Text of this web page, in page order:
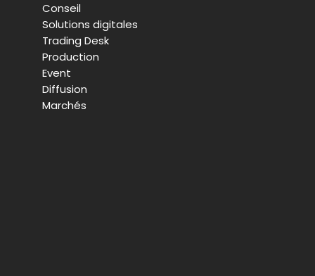
Conseil
Solutions digitales
Trading Desk
Production
Event
Diffusion
Marchés